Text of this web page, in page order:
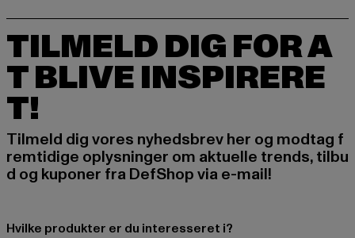
TILMELD DIG FOR A
T BLIVE INSPIRERE
T!
Tilmeld dig vores nyhedsbrev her og modtag f
remtidige oplysninger om aktuelle trends, tilbu
d og kuponer fra DefShop via e-mail!
Hvilke produkter er du interesseret i?